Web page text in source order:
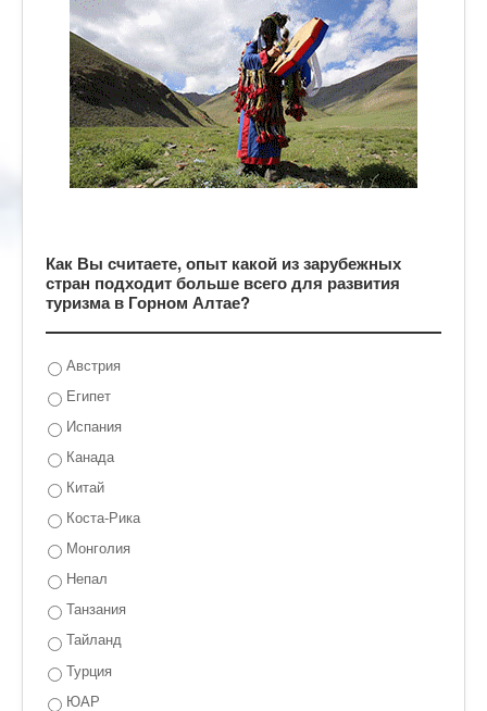
Как Вы считаете, опыт какой из зарубежных
стран подходит больше всего для развития
туризма в Горном Алтае?
Австрия
Египет
Испания
Канада
Китай
Коста-Рика
Монголия
Непал
Танзания
Тайланд
Турция
ЮАР